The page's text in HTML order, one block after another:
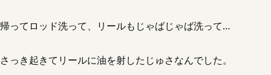
帰ってロッド洗って、リールもじゃばじゃば洗って…
さっき起きてリールに油を射したじゅさなんでした。